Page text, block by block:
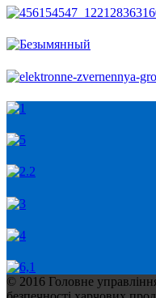
© 2016 Головне